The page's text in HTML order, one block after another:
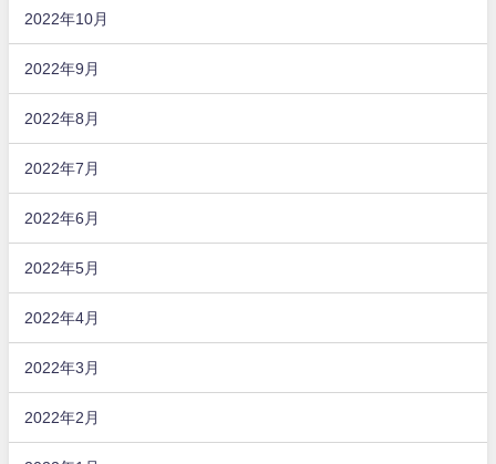
2022年10月
2022年9月
2022年8月
2022年7月
2022年6月
2022年5月
2022年4月
2022年3月
2022年2月